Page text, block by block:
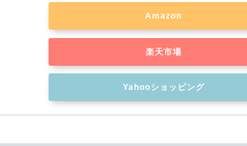
Amazon
楽天市場
Yahooショッピング